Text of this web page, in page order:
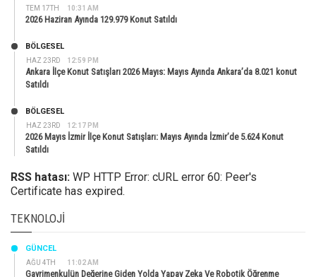
TEM 17TH 10:31 AM
2026 Haziran Ayında 129.979 Konut Satıldı
HAZ 23RD 12:59 PM
BÖLGESEL
Ankara İlçe Konut Satışları 2026 Mayıs: Mayıs Ayında Ankara’da 8.021 konut
Satıldı
HAZ 23RD 12:17 PM
BÖLGESEL
2026 Mayıs İzmir İlçe Konut Satışları: Mayıs Ayında İzmir’de 5.624 Konut
Satıldı
RSS hatası: WP HTTP Error: cURL error 60: Peer's
Certificate has expired.
TEKNOLOJI
AĞU 4TH 11:02 AM
GÜNCEL
Gayrimenkulün Değerine Giden Yolda Yapay Zeka Ve Robotik Öğrenme